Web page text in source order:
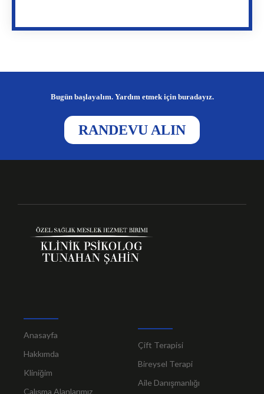
Bugün başlayalım. Yardım etmek için buradayız.
RANDEVU ALIN
Anasayfa
Hakkımda
Kliniğim
Çalışma Alanlarımız
Çift Terapisi
Bireysel Terapi
Aile Danışmanlığı